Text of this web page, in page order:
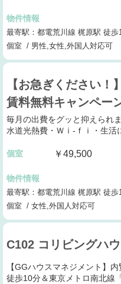
物件情報
最寄駅：都電荒川線 梶原駅 徒歩
個室 / 男性,女性,外国人対応可
【お急ぎください！
賃料無料キャンペー
毎月の出費をグッと抑えられ
水道光熱費・Ｗｉ-ｆｉ・生活
個室 ￥49,500
物件情報
最寄駅：都電荒川線 梶原駅 徒歩
個室 / 女性,外国人対応可
C102 コリビングハウ
【GGハウスマネジメント】
徒歩10分＆東京メトロ南北線